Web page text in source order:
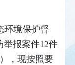
环境保护督
举报案件12件
，现按照要